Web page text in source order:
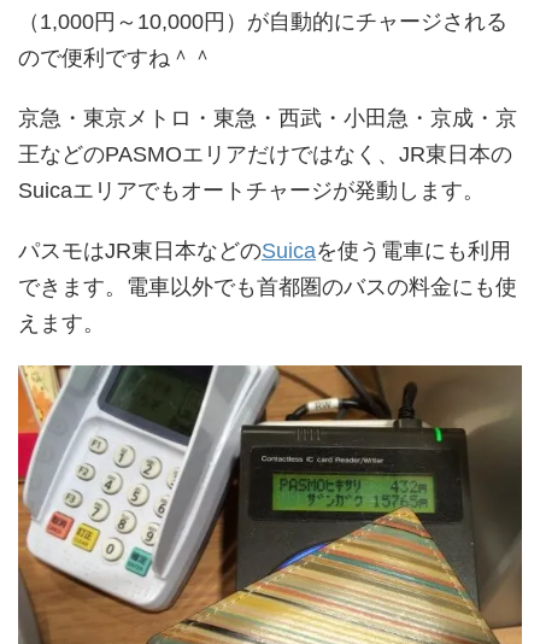
（1,000円～10,000円）が自動的にチャージされる
ので便利ですね＾＾
京急・東京メトロ・東急・西武・小田急・京成・京
王などのPASMOエリアだけではなく、JR東日本の
Suicaエリアでもオートチャージが発動します。
パスモはJR東日本などのSuicaを使う電車にも利用
できます。電車以外でも首都圏のバスの料金にも使
えます。